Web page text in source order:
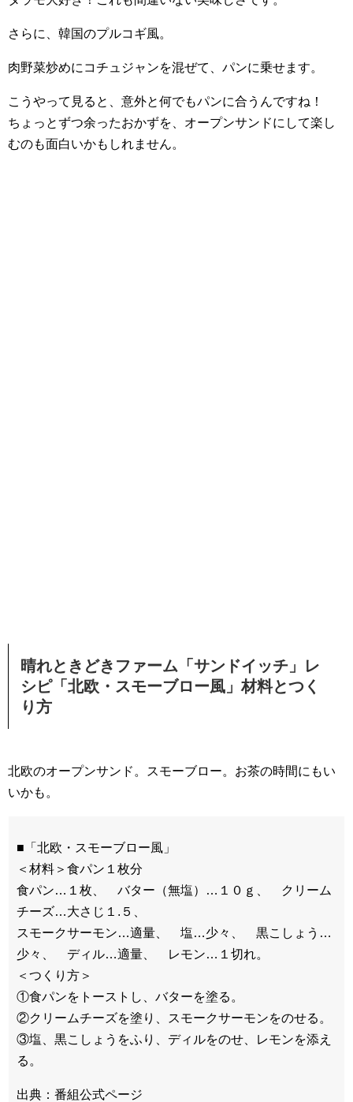
さらに、韓国のプルコギ風。
肉野菜炒めにコチュジャンを混ぜて、パンに乗せます。
こうやって見ると、意外と何でもパンに合うんですね！
ちょっとずつ余ったおかずを、オープンサンドにして楽し
むのも面白いかもしれません。
晴れときどきファーム「サンドイッチ」レ
シピ「北欧・スモーブロー風」材料とつく
り方
北欧のオープンサンド。スモーブロー。お茶の時間にもい
いかも。
■「北欧・スモーブロー風」
＜材料＞食パン１枚分
食パン…１枚、 バター（無塩）…１０ｇ、 クリーム
チーズ…大さじ１.５、
スモークサーモン…適量、 塩…少々、 黒こしょう…
少々、 ディル…適量、 レモン…１切れ。
＜つくり方＞
①食パンをトーストし、バターを塗る。
②クリームチーズを塗り、スモークサーモンをのせる。
③塩、黒こしょうをふり、ディルをのせ、レモンを添え
る。
出典：番組公式ページ